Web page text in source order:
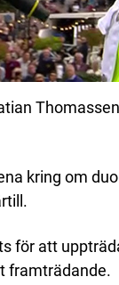
kring om
för att
framträdande.